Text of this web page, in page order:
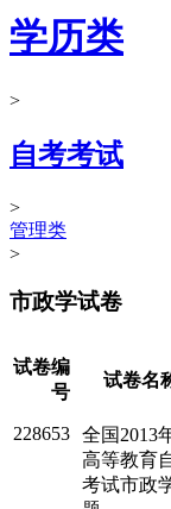
学历类
>
自考考试
>
管理类
>
市政学试卷
试卷编
号
试卷名
228653 全国2013
高等教育
考试市政